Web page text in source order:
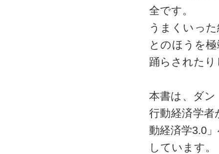
全です。
うまくいっ
とのほうを
踊らされた
本書は、ダ
行動経済学
動経済学3.0
しています。